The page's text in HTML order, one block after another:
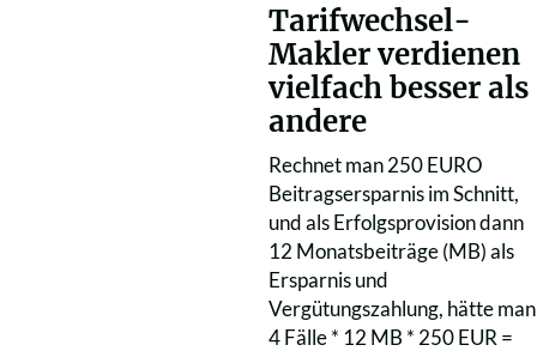
Tarifwechsel-
Makler verdienen
vielfach besser als
andere
Rechnet man 250 EURO
Beitragsersparnis im Schnitt,
und als Erfolgsprovision dann
12 Monatsbeiträge (MB) als
Ersparnis und
Vergütungszahlung, hätte man
4 Fälle * 12 MB * 250 EUR =